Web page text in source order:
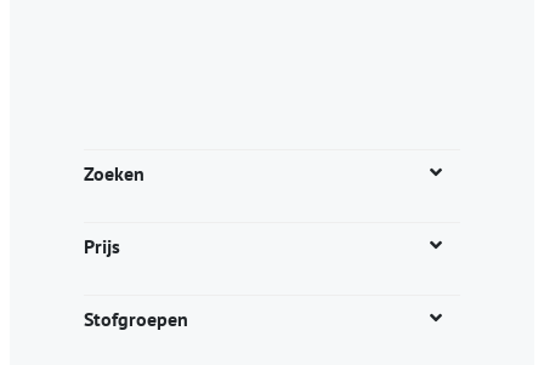
Zoeken
Prijs
Stofgroepen
kan
op
productpagina